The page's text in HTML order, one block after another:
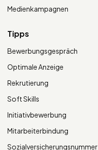
Medienkampagnen
Tipps
Bewerbungsgespräch
Optimale Anzeige
Rekrutierung
Soft Skills
Initiativbewerbung
Mitarbeiterbindung
Sozialversicherungsnummer